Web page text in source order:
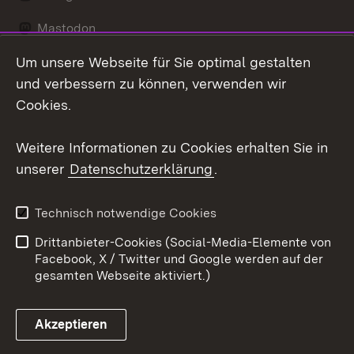
Mastodon
Messenger
Link zum Landesportal
Kontakt
Impressum
Cookies
Um unsere Webseite für Sie optimal gestalten
und verbessern zu können, verwenden wir
Cookies.
Weitere Informationen zu Cookies erhalten Sie in
unserer Datenschutzerklärung.
Technisch notwendige Cookies
Drittanbieter-Cookies (Social-Media-Elemente von
Facebook, X / Twitter und Google werden auf der
gesamten Webseite aktiviert.)
Akzeptieren